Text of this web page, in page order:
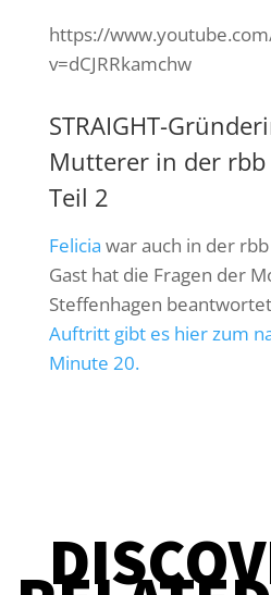
https://
v=dCJRRkamchw
STRAIGHT-
Mutterer in der rbb
Teil 2
Felicia war auch in der
Gast hat die Fragen der
Steffenhagen
Auftritt gibt es hier zum
Minute 20.